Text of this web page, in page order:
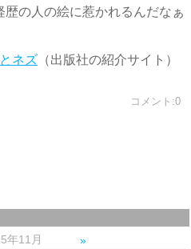
の人の絵に惹かれるんだなぁ
ネズ （出版社の紹介サイト）
コメント:0
年11月